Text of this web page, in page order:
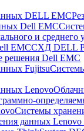
DELL EMC
Dell EMC
и среднего
EMCСХД DELL
решения Dell EMC
Fujitsu
Lenovo
Системы
данных Lenovo